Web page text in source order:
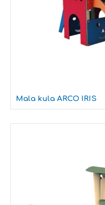
Mala kula ARCO IRIS